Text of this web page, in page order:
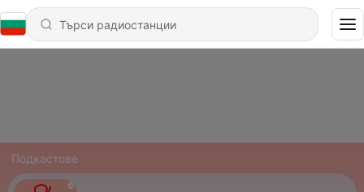
Подкастове